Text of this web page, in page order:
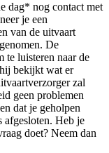
dag* nog contact met
je een
van de uitvaart
De
te luisteren naar de
bekijkt wat er
zal
geen problemen
dat je geholpen
afgesloten. Heb je
doet? Neem dan